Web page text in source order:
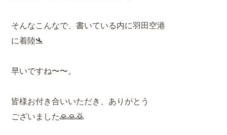
そんなこんなで、書いている内に羽田空港
に着陸🛬
早いですね〜〜。
皆様お付き合いいただき、ありがとう
ございました🙏🙏🙇